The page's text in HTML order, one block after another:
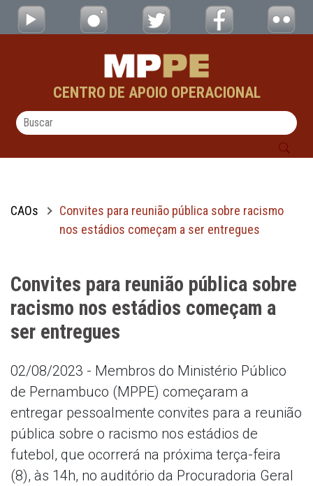
Pular para o Conteúdo principal
Convites para reunião pública sobre
CENTRO DE APOIO OPERACIONAL
CAOs
Convites para reunião pública sobre racismo
nos estádios começam a ser entregues
Convites para reunião pública sobre
racismo nos estádios começam a
ser entregues
02/08/2023 - Membros do Ministério Público
de Pernambuco (MPPE) começaram a
entregar pessoalmente convites para a reunião
pública sobre o racismo nos estádios de
futebol, que ocorrerá na próxima terça-feira
(8), às 14h, no auditório da Procuradoria Geral